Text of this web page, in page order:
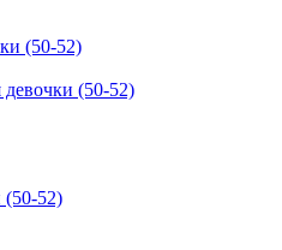
(50-52)
(50-52)